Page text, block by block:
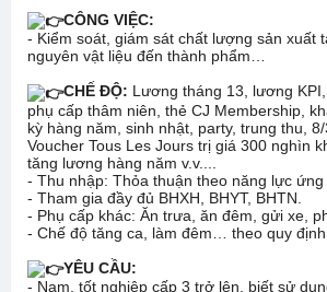
CÔNG VIỆC:
- Kiểm soát, giám sát chất lượng sản xuất
nguyên vật liệu đến thành phẩm…
CHẾ ĐỘ: Lương tháng 13, lương
phụ cấp thâm niên, thẻ CJ Membership,
kỳ hàng năm, sinh nhật, party, trung thu, 8/
Voucher Tous Les Jours trị giá 300 nghìn
tăng lương hàng năm v.v....
- Thu nhập: Thỏa thuận theo năng lực ứng
- Tham gia đầy đủ BHXH, BHYT, BHTN.
- Phụ cấp khác: Ăn trưa, ăn đêm, gửi xe,
- Chế độ tăng ca, làm đêm… theo quy định
YÊU CẦU:
- Nam, tốt nghiệp cấp 3 trở lên, biết sử